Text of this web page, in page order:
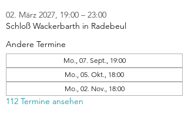
02. März 2027, 19:00 – 23:00
Schloß Wackerbarth in Radebeul
Andere Termine
Mo., 07. Sept., 19:00
Mo., 05. Okt., 18:00
Mo., 02. Nov., 18:00
112 Termine ansehen